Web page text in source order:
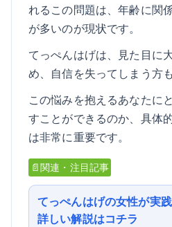
れるこの問題は、年齢に関
が多いのが現状です。
てっぺんはげは、見た目に
め、自信を失ってしまう方
この悩みを抱えるあなたに
すことができるのか、具体
は非常に重要です。
📄関連・注目記事
てっぺんはげの女性が実
詳しい解説はコチラ